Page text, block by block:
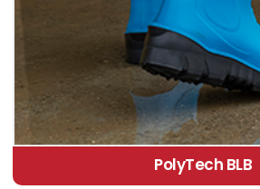
PolyTech BLB